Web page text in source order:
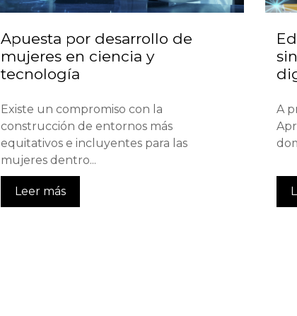
Apuesta por desarrollo de
mujeres en ciencia y
tecnología
Existe un compromiso con la
construcción de entornos más
equitativos e incluyentes para las
mujeres dentro...
Leer más
A